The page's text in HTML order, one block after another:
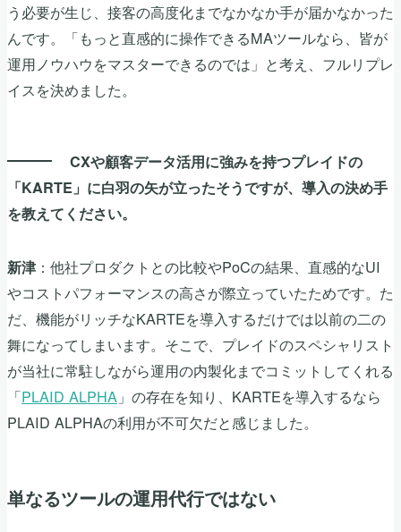
う必要が生じ、接客の高度化までなかなか手が届かなかった
んです。「もっと直感的に操作できるMAツールなら、皆が
運用ノウハウをマスターできるのでは」と考え、フルリプレ
イスを決めました。
CXや顧客データ活用に強みを持つプレイドの
「KARTE」に白羽の矢が立ったそうですが、導入の決め手
を教えてください。
新津 ：他社プロダクトとの比較やPoCの結果、直感的なUI
やコストパフォーマンスの高さが際立っていたためです。た
だ、機能がリッチなKARTEを導入するだけでは以前の二の
舞になってしまいます。そこで、プレイドのスペシャリスト
が当社に常駐しながら運用の内製化までコミットしてくれる
「PLAID ALPHA 」の存在を知り、KARTEを導入するなら
PLAID ALPHAの利用が不可欠だと感じました。
単なるツールの運用代行ではない